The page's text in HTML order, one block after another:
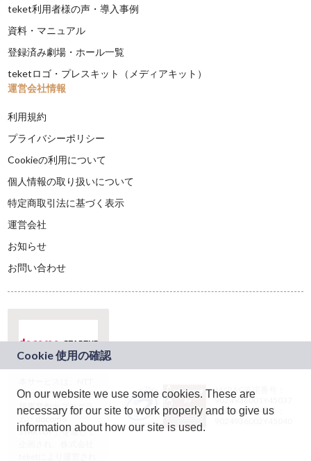
teket利用者様の声・導入事例
資料・マニュアル
登録済み劇場・ホール一覧
teketロゴ・プレスキット（メディアキット）
運営会社情報
利用規約
プライバシーポリシー
Cookieの利用について
個人情報の取り扱いについて
特定商取引法に基づく表示
運営会社
お知らせ
お問い合わせ
ドコモグループの新
規事業創出プログラ
ム「docomo
STARTUP」を通じて
JASRAC許諾番号：
9024936001Y45037
JASRAC許諾番号：
On our website we use some cookies. These are
necessary for our site to work properly and to give us
information about how our site is used.